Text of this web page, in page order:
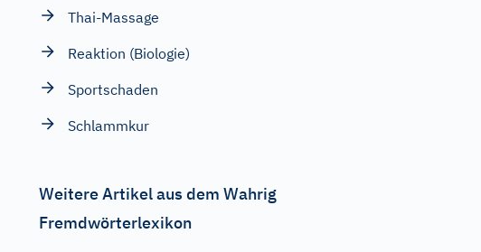
Thai-Massage
Reaktion (Biologie)
Sportschaden
Schlammkur
Weitere Artikel aus dem Wahrig
Fremdwörterlexikon